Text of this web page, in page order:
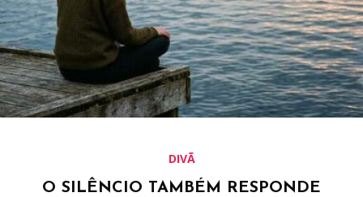
DIVÃ
O SILÊNCIO TAMBÉM RESPONDE